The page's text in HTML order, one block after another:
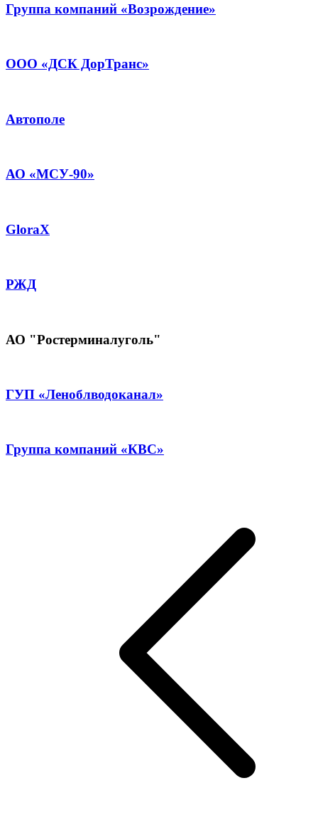
Группа компаний «Возрождение»
ООО «ДСК ДорТранс»
Автополе
АО «МСУ-90»
GloraX
РЖД
АО "Ростерминалуголь"
ГУП «Леноблводоканал»
Группа компаний «КВС»